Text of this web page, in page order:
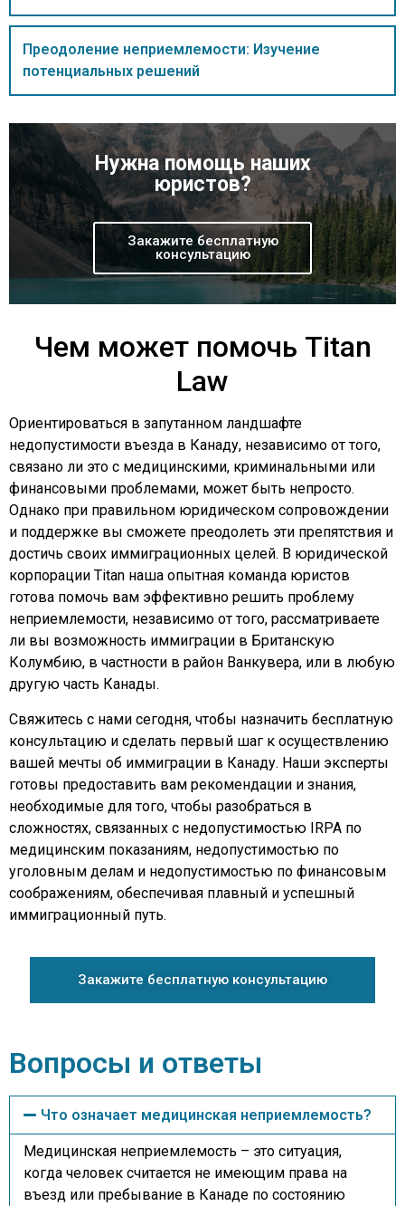
Преодоление неприемлемости: Изучение
потенциальных решений
Нужна помощь наших
юристов?
Закажите бесплатную
консультацию
Чем может помочь Titan
Law
Ориентироваться в запутанном ландшафте
недопустимости въезда в Канаду, независимо от того,
связано ли это с медицинскими, криминальными или
финансовыми проблемами, может быть непросто.
Однако при правильном юридическом сопровождении
и поддержке вы сможете преодолеть эти препятствия и
достичь своих иммиграционных целей. В юридической
корпорации Titan наша опытная команда юристов
готова помочь вам эффективно решить проблему
неприемлемости, независимо от того, рассматриваете
ли вы возможность иммиграции в Британскую
Колумбию, в частности в район Ванкувера, или в любую
другую часть Канады.
Свяжитесь с нами сегодня, чтобы назначить бесплатную
консультацию и сделать первый шаг к осуществлению
вашей мечты об иммиграции в Канаду. Наши эксперты
готовы предоставить вам рекомендации и знания,
необходимые для того, чтобы разобраться в
сложностях, связанных с недопустимостью IRPA по
медицинским показаниям, недопустимостью по
уголовным делам и недопустимостью по финансовым
соображениям, обеспечивая плавный и успешный
иммиграционный путь.
Закажите бесплатную консультацию
Вопросы и ответы
Что означает медицинская неприемлемость?
Медицинская неприемлемость – это ситуация,
когда человек считается не имеющим права на
въезд или пребывание в Канаде по состоянию